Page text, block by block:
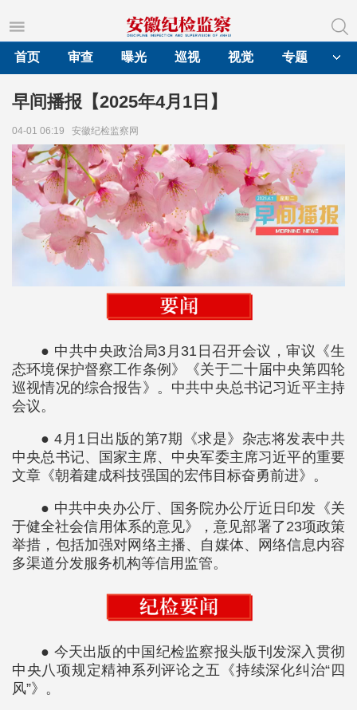
首页
审查 曝光 巡视 视觉 专题
早间播报【2025年4月1日】
04-01 06:19 安徽纪检监察网
● 中共中央政治局3月31日召开会议，审议《生
态环境保护督察工作条例》《关于二十届中央第四轮
巡视情况的综合报告》。中共中央总书记习近平主持
会议。
● 4月1日出版的第7期《求是》杂志将发表中共
中央总书记、国家主席、中央军委主席习近平的重要
文章《朝着建成科技强国的宏伟目标奋勇前进》。
● 中共中央办公厅、国务院办公厅近日印发《关
于健全社会信用体系的意见》，意见部署了23项政策
举措，包括加强对网络主播、自媒体、网络信息内容
多渠道分发服务机构等信用监管。
● 今天出版的中国纪检监察报头版刊发深入贯彻
中央八项规定精神系列评论之五《持续深化纠治“四
风”》。